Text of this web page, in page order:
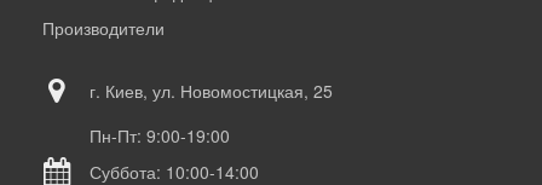
Производители
г. Киев, ул. Новомостицкая, 25
Пн-Пт: 9:00-19:00
Суббота: 10:00-14:00